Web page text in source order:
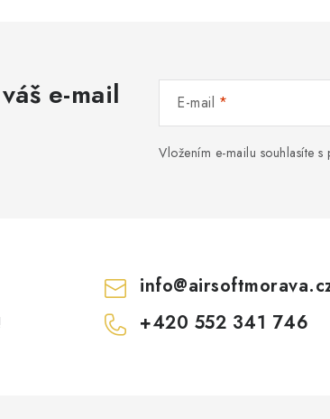
e-mail E-mail
Vložením e-mailu souhlasíte s
info@
+420 552 341 746